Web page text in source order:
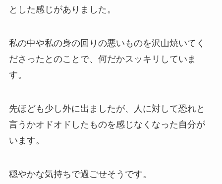
とした感じがありました。
私の中や私の身の回りの悪いものを沢山焼いてく
ださったとのことで、何だかスッキリしていま
す。
先ほども少し外に出ましたが、人に対して恐れと
言うかオドオドしたものを感じなくなった自分が
います。
穏やかな気持ちで過ごせそうです。